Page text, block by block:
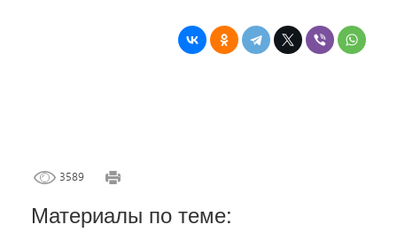
3589
Материалы по теме: